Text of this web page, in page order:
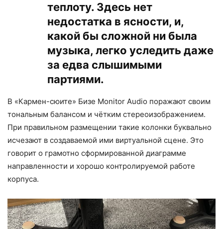
теплоту. Здесь нет
недостатка в ясности, и,
какой бы сложной ни была
музыка, легко уследить даже
за едва слышимыми
партиями.
В «Кармен-сюите» Бизе Monitor Audio поражают своим
тональным балансом и чётким стереоизображением.
При правильном размещении такие колонки буквально
исчезают в создаваемой ими виртуальной сцене. Это
говорит о грамотно сформированной диаграмме
направленности и хорошо контролируемой работе
корпуса.